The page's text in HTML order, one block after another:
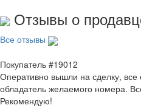
Отзывы о
Все отзывы
Покупатель #19012
Оперативно вышли на сделку,
обладатель желаемого номера.
Рекомендую!